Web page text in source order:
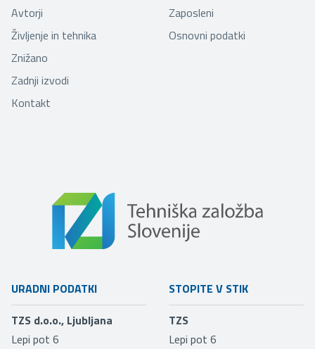
Avtorji
Življenje in tehnika
Znižano
Zadnji izvodi
Kontakt
Zaposleni
Osnovni podatki
URADNI PODATKI
TZS d.o.o., Ljubljana
Lepi pot 6
STOPITE V STIK
TZS
Lepi pot 6